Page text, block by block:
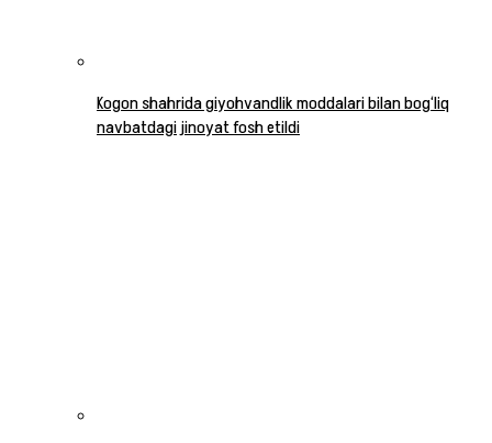
Kogon shahrida giyohvandlik moddalari bilan bog‘liq
navbatdagi jinoyat fosh etildi